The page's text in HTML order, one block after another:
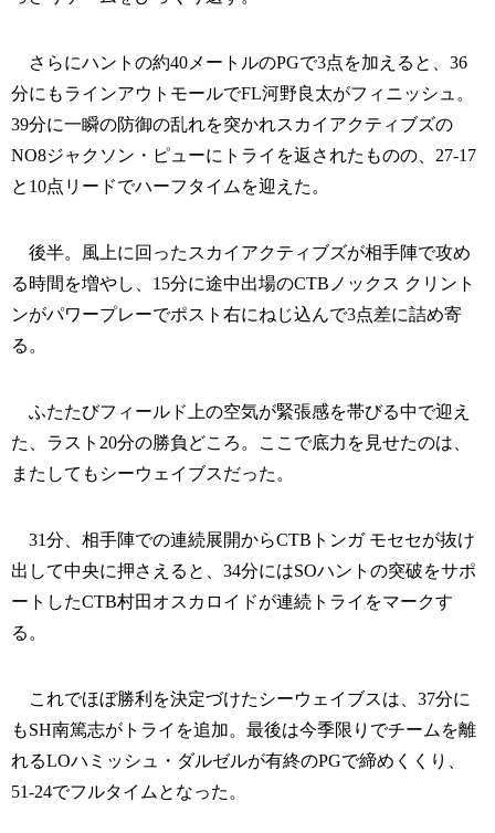
さらにハントの約40メートルのPGで3点を加えると、36
分にもラインアウトモールでFL河野良太がフィニッシュ。
39分に一瞬の防御の乱れを突かれスカイアクティブズの
NO8ジャクソン・ピューにトライを返されたものの、27-17
と10点リードでハーフタイムを迎えた。
後半。風上に回ったスカイアクティブズが相手陣で攻め
る時間を増やし、15分に途中出場のCTBノックス クリント
ンがパワープレーでポスト右にねじ込んで3点差に詰め寄
る。
ふたたびフィールド上の空気が緊張感を帯びる中で迎え
た、ラスト20分の勝負どころ。ここで底力を見せたのは、
またしてもシーウェイブスだった。
31分、相手陣での連続展開からCTBトンガ モセセが抜け
出して中央に押さえると、34分にはSOハントの突破をサポ
ートしたCTB村田オスカロイドが連続トライをマークす
る。
これでほぼ勝利を決定づけたシーウェイブスは、37分に
もSH南篤志がトライを追加。最後は今季限りでチームを離
れるLOハミッシュ・ダルゼルが有終のPGで締めくくり、
51-24でフルタイムとなった。